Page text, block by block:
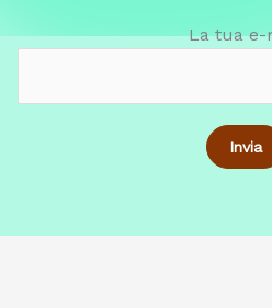
La tua e-